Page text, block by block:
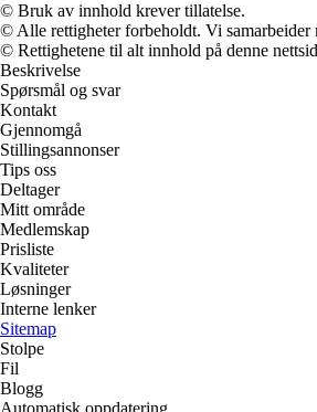
© Bruk av innhold krever tillatelse.
© Alle rettigheter forbeholdt. Vi samarbeider
© Rettighetene til alt innhold på denne
Beskrivelse
Spørsmål og svar
Kontakt
Gjennomgå
Stillingsannonser
Tips oss
Deltager
Mitt område
Medlemskap
Prisliste
Kvaliteter
Løsninger
Interne lenker
Sitemap
Stolpe
Fil
Blogg
Automatisk oppdatering